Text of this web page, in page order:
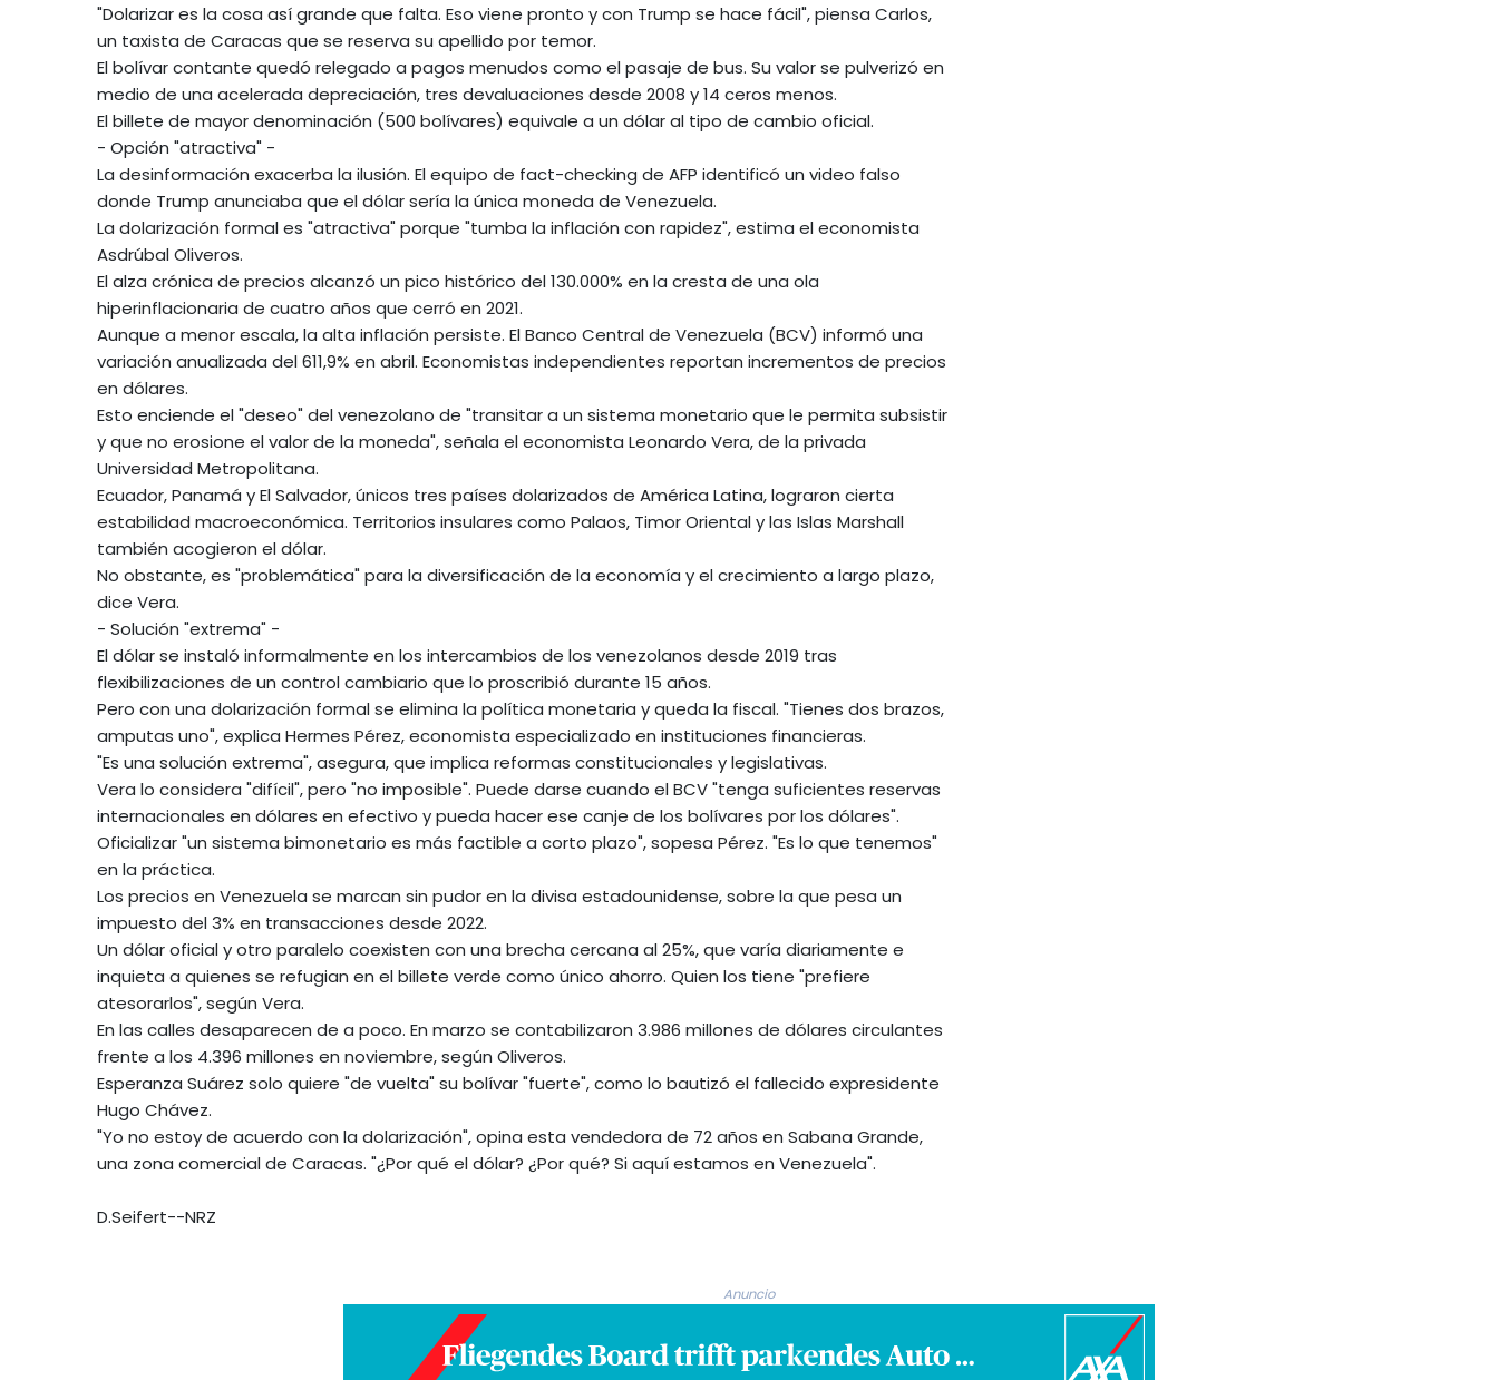
"Dolarizar es la cosa así grande que falta. Eso viene pronto y con Trump se hace fácil", piensa Carlos,
un taxista de Caracas que se reserva su apellido por temor.
El bolívar contante quedó relegado a pagos menudos como el pasaje de bus. Su valor se pulverizó en
medio de una acelerada depreciación, tres devaluaciones desde 2008 y 14 ceros menos.
El billete de mayor denominación (500 bolívares) equivale a un dólar al tipo de cambio oficial.
- Opción "atractiva" -
La desinformación exacerba la ilusión. El equipo de fact-checking de AFP identificó un video falso
donde Trump anunciaba que el dólar sería la única moneda de Venezuela.
La dolarización formal es "atractiva" porque "tumba la inflación con rapidez", estima el economista
Asdrúbal Oliveros.
El alza crónica de precios alcanzó un pico histórico del 130.000% en la cresta de una ola
hiperinflacionaria de cuatro años que cerró en 2021.
Aunque a menor escala, la alta inflación persiste. El Banco Central de Venezuela (BCV) informó una
variación anualizada del 611,9% en abril. Economistas independientes reportan incrementos de precios
en dólares.
Esto enciende el "deseo" del venezolano de "transitar a un sistema monetario que le permita subsistir
y que no erosione el valor de la moneda", señala el economista Leonardo Vera, de la privada
Universidad Metropolitana.
Ecuador, Panamá y El Salvador, únicos tres países dolarizados de América Latina, lograron cierta
estabilidad macroeconómica. Territorios insulares como Palaos, Timor Oriental y las Islas Marshall
también acogieron el dólar.
No obstante, es "problemática" para la diversificación de la economía y el crecimiento a largo plazo,
dice Vera.
- Solución "extrema" -
El dólar se instaló informalmente en los intercambios de los venezolanos desde 2019 tras
flexibilizaciones de un control cambiario que lo proscribió durante 15 años.
Pero con una dolarización formal se elimina la política monetaria y queda la fiscal. "Tienes dos brazos,
amputas uno", explica Hermes Pérez, economista especializado en instituciones financieras.
"Es una solución extrema", asegura, que implica reformas constitucionales y legislativas.
Vera lo considera "difícil", pero "no imposible". Puede darse cuando el BCV "tenga suficientes reservas
internacionales en dólares en efectivo y pueda hacer ese canje de los bolívares por los dólares".
Oficializar "un sistema bimonetario es más factible a corto plazo", sopesa Pérez. "Es lo que tenemos"
en la práctica.
Los precios en Venezuela se marcan sin pudor en la divisa estadounidense, sobre la que pesa un
impuesto del 3% en transacciones desde 2022.
Un dólar oficial y otro paralelo coexisten con una brecha cercana al 25%, que varía diariamente e
inquieta a quienes se refugian en el billete verde como único ahorro. Quien los tiene "prefiere
atesorarlos", según Vera.
En las calles desaparecen de a poco. En marzo se contabilizaron 3.986 millones de dólares circulantes
frente a los 4.396 millones en noviembre, según Oliveros.
Esperanza Suárez solo quiere "de vuelta" su bolívar "fuerte", como lo bautizó el fallecido expresidente
Hugo Chávez.
"Yo no estoy de acuerdo con la dolarización", opina esta vendedora de 72 años en Sabana Grande,
una zona comercial de Caracas. "¿Por qué el dólar? ¿Por qué? Si aquí estamos en Venezuela".
D.Seifert--NRZ
Anuncio